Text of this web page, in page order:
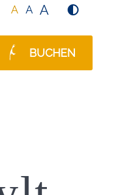
A A A
BUCHEN